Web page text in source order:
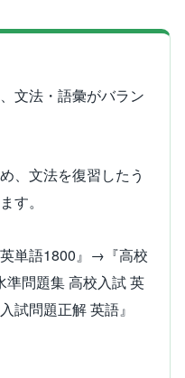
文法・語彙がバラン
、文法を復習したう
す。
英単語1800』→『高校
準問題集 高校入試 英
試問題正解 英語』